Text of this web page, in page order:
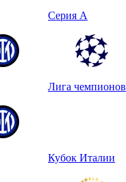
Серия А
Лига чемпионов
Кубок Италии